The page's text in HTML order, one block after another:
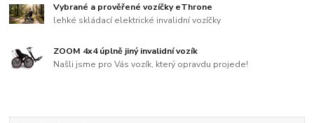
Vybrané a prověřené vozíčky eThrone
lehké skládací elektrické invalidní vozíčky
ZOOM 4x4 úplně jiný invalidní vozík
Našli jsme pro Vás vozík, který opravdu projede!